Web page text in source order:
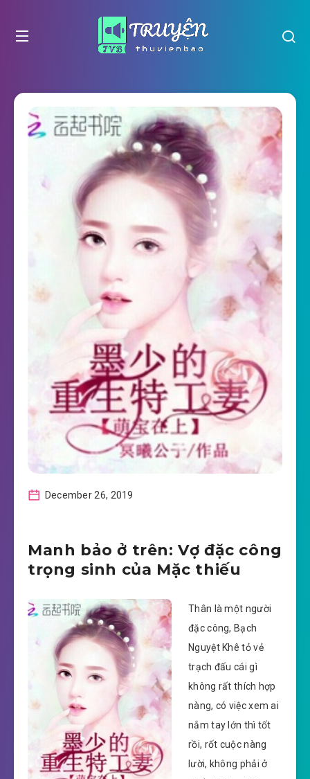
December 26, 2019
Manh bảo ở trên: Vợ đặc công
trọng sinh của Mặc thiếu
Thân là một người
đặc công, Bạch
Nguyệt Khê tỏ vẻ
trạch đấu cái gì
không rất thích hợp
nàng, có việc xem ai
nắm tay lớn thì tốt
rồi, rốt cuộc nàng
lười, không phải ở